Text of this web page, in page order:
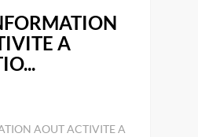
A
AOUT ACTIVITE A